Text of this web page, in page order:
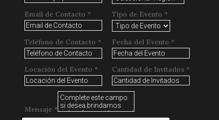
Email de Contacto * Tipo de Evento *
Teléfono de Contacto * Fecha del Evento *
Locación del Evento * Cantidad de Invitados *
Mensaje *